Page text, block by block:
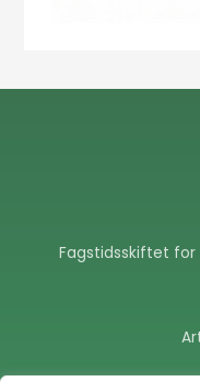
Fagstidsskiftet for